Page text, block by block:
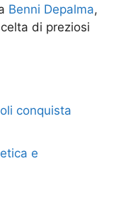
Benni Depalma,
di preziosi
conquista
e